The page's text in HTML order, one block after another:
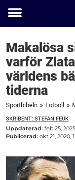
Toggle
Makalösa
varför
världens
tiderna
Sportbibeln » Fotboll »
SKRIBENT: STEFAN FEUK
Uppdaterad: feb 25,
Publicerad: okt 21, 2020,